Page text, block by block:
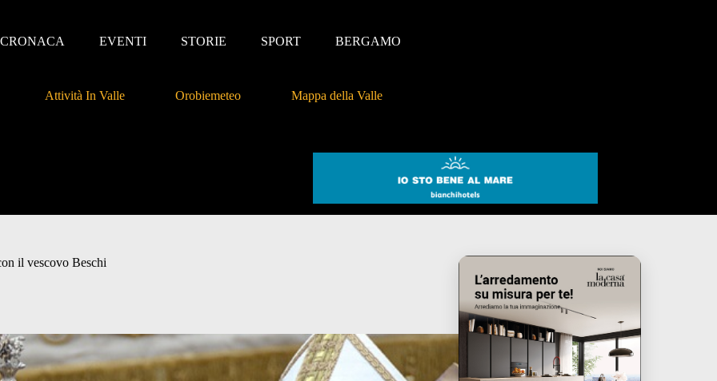
CRONACA EVENTI STORIE SPORT BERGAMO
Attività In Valle Orobiemeteo Mappa della Valle
il vescovo Beschi